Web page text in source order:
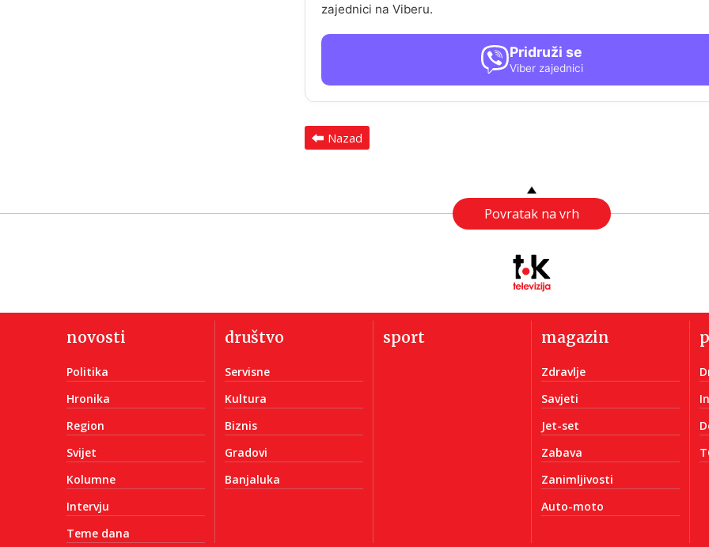
zajednici na Viberu.
Pridruži se
Viber zajednici
Nazad
Povratak na vrh
novosti
Politika
Hronika
Region
Svijet
Kolumne
Intervju
Teme dana
društvo
Servisne
Kultura
Biznis
Gradovi
Banjaluka
sport magazin
Zdravlje
Savjeti
Jet-set
Zabava
Zanimljivosti
Auto-moto